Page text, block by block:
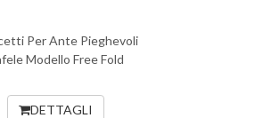
Per Ante Pieghevoli
Modello Free Fold
DETTAGLI